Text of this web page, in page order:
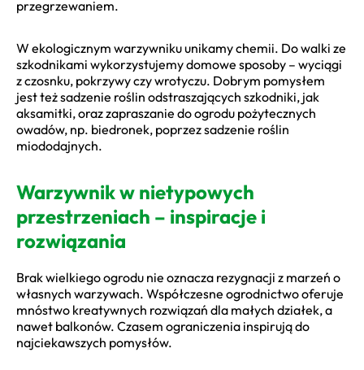
przegrzewaniem.
W ekologicznym warzywniku unikamy chemii. Do walki ze
szkodnikami wykorzystujemy domowe sposoby – wyciągi
z czosnku, pokrzywy czy wrotyczu. Dobrym pomysłem
jest też sadzenie roślin odstraszających szkodniki, jak
aksamitki, oraz zapraszanie do ogrodu pożytecznych
owadów, np. biedronek, poprzez sadzenie roślin
miododajnych.
Warzywnik w nietypowych
przestrzeniach – inspiracje i
rozwiązania
Brak wielkiego ogrodu nie oznacza rezygnacji z marzeń o
własnych warzywach. Współczesne ogrodnictwo oferuje
mnóstwo kreatywnych rozwiązań dla małych działek, a
nawet balkonów. Czasem ograniczenia inspirują do
najciekawszych pomysłów.